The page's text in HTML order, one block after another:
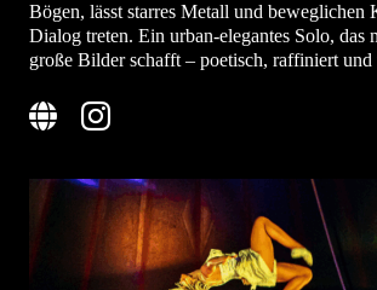
Bögen, lässt starres Metall und beweglichen
Dialog treten. Ein urban-elegantes Solo, das
große Bilder schafft – poetisch, raffiniert und